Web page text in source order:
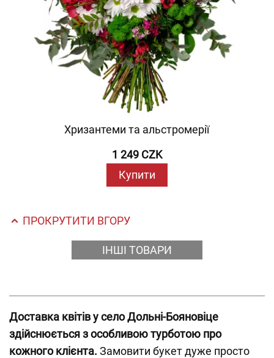
Хризантеми та альстромерії
1 249 CZK
Купити
ПРОКРУТИТИ ВГОРУ
ІНШІ ТОВАРИ
Доставка квітів у село Дольні-Бояновіце
здійснюється з особливою турботою про
кожного клієнта. Замовити букет дуже просто